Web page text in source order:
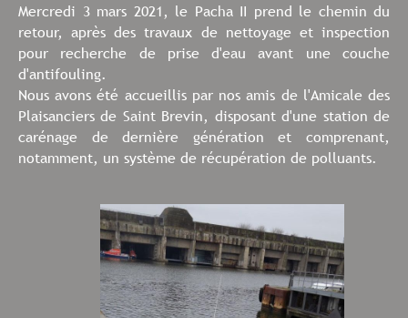
Mercredi 3 mars 2021, le Pacha II prend le chemin du
retour, après des travaux de nettoyage et inspection
pour recherche de prise d'eau avant une couche
d'antifouling.
Nous avons été accueillis par nos amis de l'Amicale des
Plaisanciers de Saint Brevin, disposant d'une station de
carénage de dernière génération et comprenant,
notamment, un système de récupération de polluants.